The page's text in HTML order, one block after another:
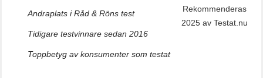
Andraplats i Råd & Röns test
Tidigare testvinnare sedan 2016
Toppbetyg av konsumenter som testat